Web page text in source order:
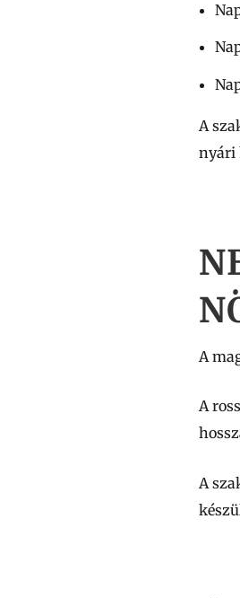
A
nyári
A
A
A